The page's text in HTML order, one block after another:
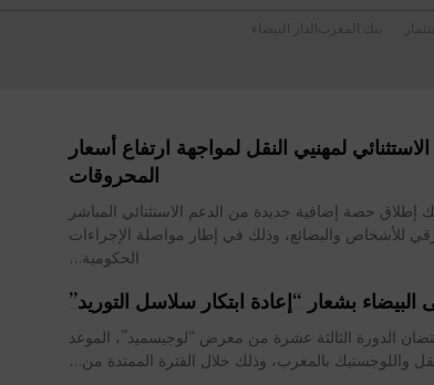
بنك المغرب الدار البيضاء
لمهنيي النقل لمواجهة ارتفاع أسعار
المحروقات
إطلاق حصة إضافية جديدة من الدعم الاستثنائي المباشر
للأشخاص والبضائع، وذلك في إطار مواصلة الإجراءات
الحكومية...
البيضاء بشعار “إعادة ابتكار سلاسل التوريد”
الدورة الثالثة عشرة من معرض “لوجيسميد”، الموعد
واللوجستيك بالمغرب، وذلك خلال الفترة الممتدة من...